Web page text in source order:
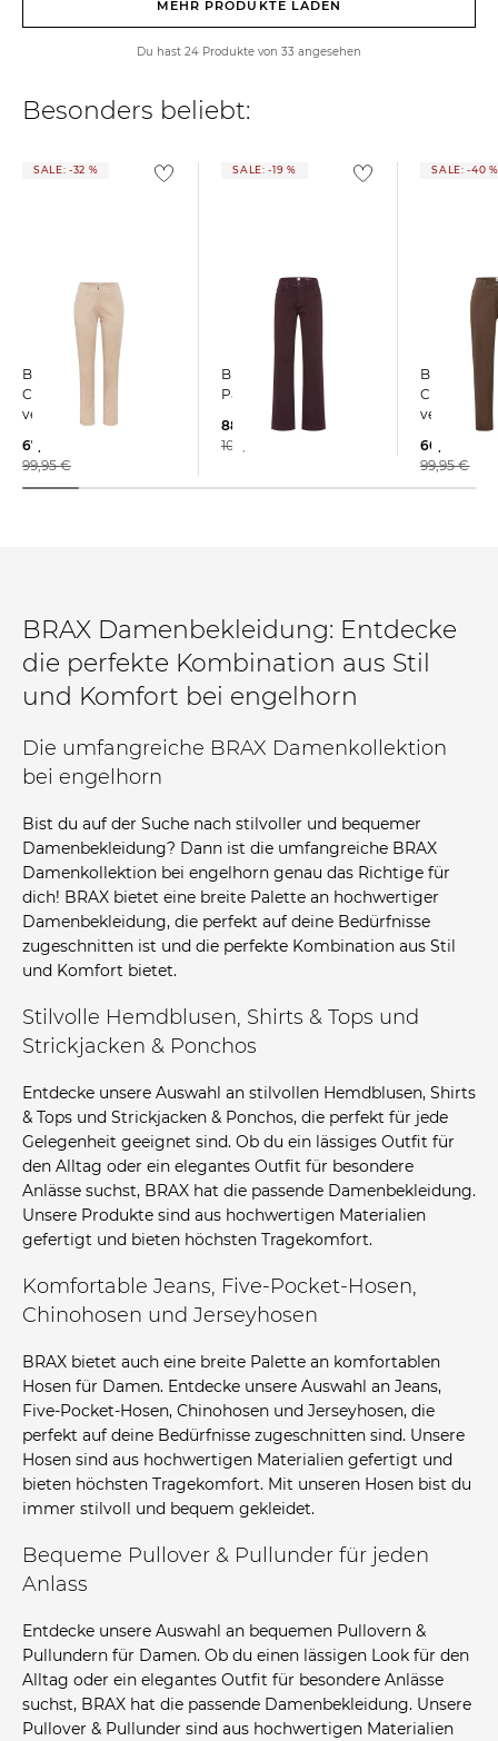
MEHR PRODUKTE LADEN
Du hast 24 Produkte von 33 angesehen
Besonders beliebt:
SALE: -32 %
BRAX | Damen
Chinohose MARON S
verkürzt
67,95 €
99,95 €
SALE: -19 %
BRAX | Damen
Palazzohose MAINE
88,95 €
109,95 €
SALE: -40 %
BRAX | Damen
Chinohose
verkürzt
60,15 €
99,95 €
BRAX Damenbekleidung: Entdecke
die perfekte Kombination aus Stil
und Komfort bei engelhorn
Die umfangreiche BRAX Damenkollektion
bei engelhorn
Bist du auf der Suche nach stilvoller und bequemer
Damenbekleidung? Dann ist die umfangreiche BRAX
Damenkollektion bei engelhorn genau das Richtige für
dich! BRAX bietet eine breite Palette an hochwertiger
Damenbekleidung, die perfekt auf deine Bedürfnisse
zugeschnitten ist und die perfekte Kombination aus Stil
und Komfort bietet.
Stilvolle Hemdblusen, Shirts & Tops und
Strickjacken & Ponchos
Entdecke unsere Auswahl an stilvollen Hemdblusen, Shirts
& Tops und Strickjacken & Ponchos, die perfekt für jede
Gelegenheit geeignet sind. Ob du ein lässiges Outfit für
den Alltag oder ein elegantes Outfit für besondere
Anlässe suchst, BRAX hat die passende Damenbekleidung.
Unsere Produkte sind aus hochwertigen Materialien
gefertigt und bieten höchsten Tragekomfort.
Komfortable Jeans, Five-Pocket-Hosen,
Chinohosen und Jerseyhosen
BRAX bietet auch eine breite Palette an komfortablen
Hosen für Damen. Entdecke unsere Auswahl an Jeans,
Five-Pocket-Hosen, Chinohosen und Jerseyhosen, die
perfekt auf deine Bedürfnisse zugeschnitten sind. Unsere
Hosen sind aus hochwertigen Materialien gefertigt und
bieten höchsten Tragekomfort. Mit unseren Hosen bist du
immer stilvoll und bequem gekleidet.
Bequeme Pullover & Pullunder für jeden
Anlass
Entdecke unsere Auswahl an bequemen Pullovern &
Pullundern für Damen. Ob du einen lässigen Look für den
Alltag oder ein elegantes Outfit für besondere Anlässe
suchst, BRAX hat die passende Damenbekleidung. Unsere
Pullover & Pullunder sind aus hochwertigen Materialien